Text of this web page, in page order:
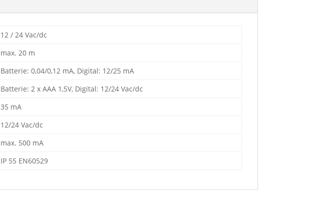
12 / 24 Vac/dc
max. 20 m
Batterie: 0,04/0,12 mA, Digital: 12/25 mA
Batterie: 2 x AAA 1,5V, Digital: 12/24 Vac/dc
35 mA
12/24 Vac/dc
max. 500 mA
IP 55 EN60529